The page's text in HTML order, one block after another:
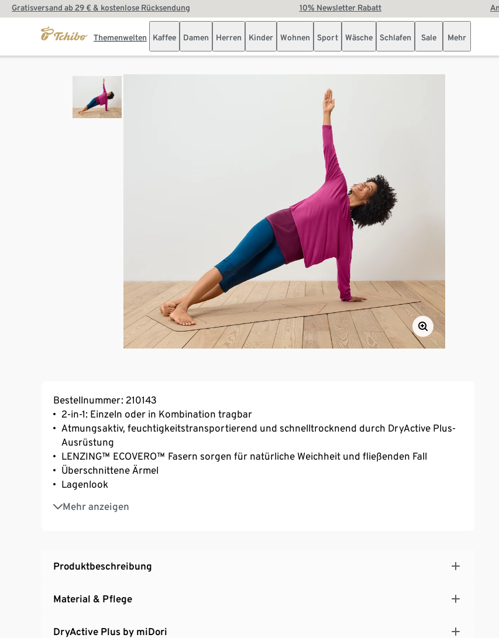
Gratisversand ab 29 € & kostenlose Rücksendung 10% Newsletter Rabatt
Themenwelten Kaffee Damen Herren Kinder Wohnen Sport Wäsche Schlafen Sale Mehr
Bestellnummer: 210143
2-in-1: Einzeln oder in Kombination tragbar
Atmungsaktiv, feuchtigkeitstransportierend und schnelltrocknend durch DryActive Plus-
Ausrüstung
LENZING™ ECOVERO™ Fasern sorgen für natürliche Weichheit und fließenden Fall
Überschnittene Ärmel
Lagenlook
Mehr anzeigen
Rundhalsausschnitt
Produktbeschreibung
Material & Pflege
DryActive Plus by miDori